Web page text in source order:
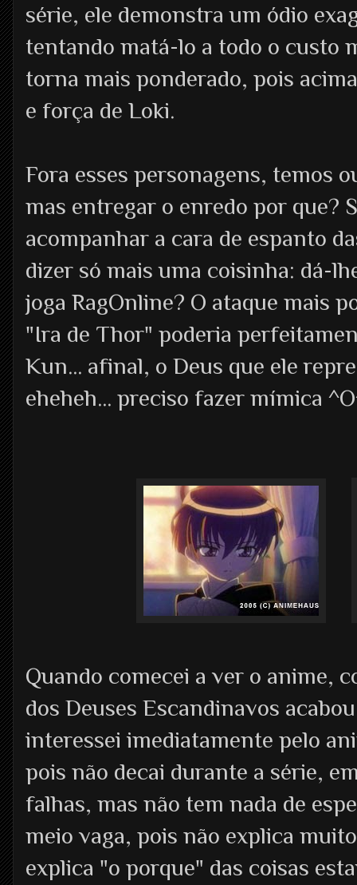
série, ele demonstra um ódio
tentando matá-lo a todo o custo
torna mais ponderado, pois
e força de Loki.
Fora esses personagens, temos
mas entregar o enredo por que?
acompanhar a cara de espanto
dizer só mais uma coisinha: dá-
joga RagOnline? O ataque mais
"Ira de Thor" poderia
Kun... afinal, o Deus que ele
eheheh... preciso fazer mímica
Quando comecei a ver o anime,
dos Deuses Escandinavos
interessei imediatamente pelo
pois não decai durante a série,
falhas, mas não tem nada de
meio vaga, pois não explica
explica "o porque" das coisas